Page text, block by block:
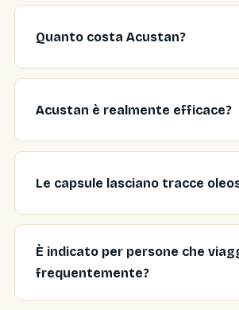
Quanto costa Acustan?
Acustan è realmente efficace?
Le capsule lasciano tracce
È indicato per persone che
frequentemente?